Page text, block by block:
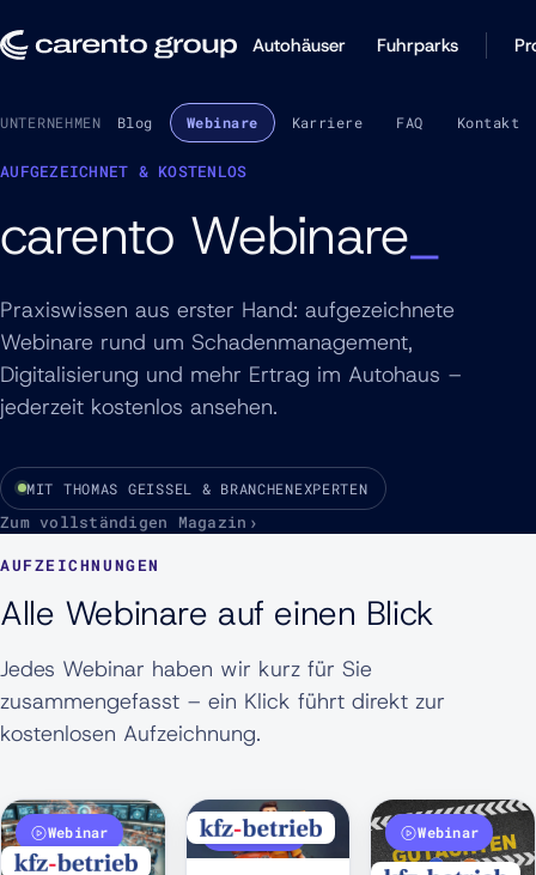
Autohäuser Fuhrparks
UNTERNEHMEN
Über uns Blog Webinare Karriere FAQ Kontakt
AUFGEZEICHNET & KOSTENLOS
carento Webinare
Praxiswissen aus erster Hand: aufgezeichnete
Webinare rund um Schadenmanagement,
Digitalisierung und mehr Ertrag im Autohaus –
jederzeit kostenlos ansehen.
MIT THOMAS GEISSEL & BRANCHENEXPERTEN
Zum vollständigen Magazin
AUFZEICHNUNGEN
Alle Webinare auf einen Blick
Jedes Webinar haben wir kurz für Sie
zusammengefasst – ein Klick führt direkt zur
kostenlosen Aufzeichnung.
Webinar Webinar Webinar